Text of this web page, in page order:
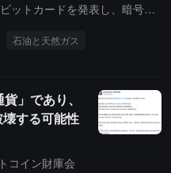
ットカードを発表し、暗号資
のトークン化を積極的に検討
石油と天然ガス
」であり、
する可能性
コイン財庫会